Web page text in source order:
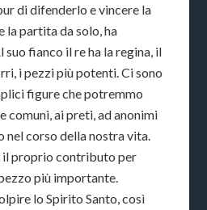
di difenderlo e vincere la
la partita da solo, ha
fianco il re ha la regina, il
i pezzi più potenti. Ci sono
figure che potremmo
comuni, ai preti, ad anonimi
nel corso della nostra vita.
proprio contributo per
più importante.
lo Spirito Santo, così